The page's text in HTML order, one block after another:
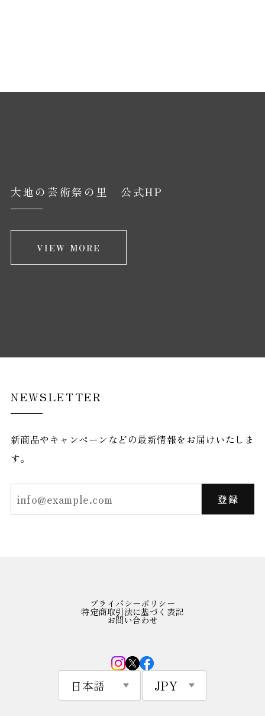
大地の芸術祭の里 公式HP
VIEW MORE
NEWSLETTER
新商品やキャンペーンなどの最新情報をお届けいたしま
す。
登録
プライバシーポリシー
特定商取引法に基づく表記
お問い合わせ